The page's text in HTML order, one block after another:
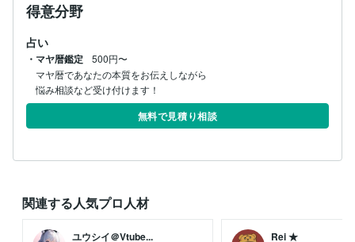
得意分野
占い
・マヤ暦鑑定
500円〜
マヤ暦であなたの本質をお伝えしながら
悩み相談など受け付けます！
無料で見積り相談
関連する人気プロ人材
ユウシイ＠Vtube... Rei ★